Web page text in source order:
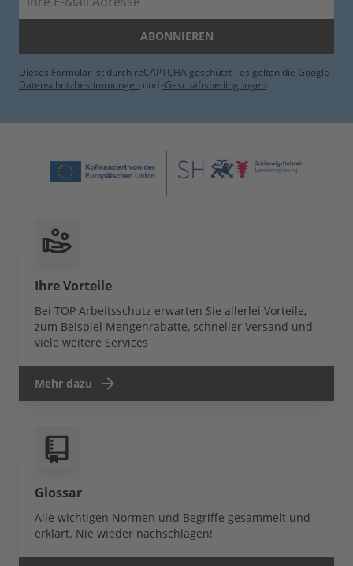
ABONNIEREN
Dieses Formular ist durch reCAPTCHA geschützt - es gelten die Google-
Datenschutzbestimmungen und -Geschäftsbedingungen.
Ihre Vorteile
Bei TOP Arbeitsschutz erwarten Sie allerlei Vorteile,
zum Beispiel Mengenrabatte, schneller Versand und
viele weitere Services
Mehr dazu
Glossar
Alle wichtigen Normen und Begriffe gesammelt und
erklärt. Nie wieder nachschlagen!